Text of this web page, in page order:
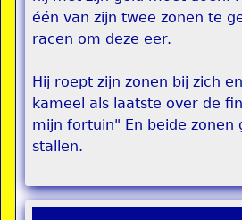
één van zijn twee zonen te
racen om deze eer.
Hij roept zijn zonen bij zich
kameel als laatste over de
mijn fortuin" En beide zonen
stallen.